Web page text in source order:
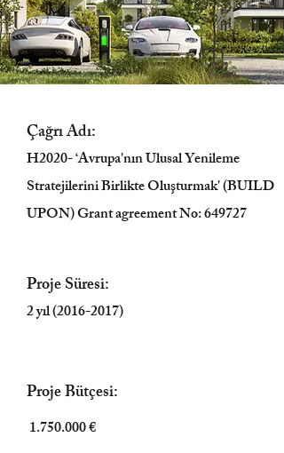
Çağrı Adı:
H2020- ‘Avrupa'nın Ulusal Yenileme
Stratejilerini Birlikte Oluşturmak' (BUILD
UPON) Grant agreement No: 649727
Proje Süresi:
2 yıl(2016-2017)
Proje Bütçesi:
1.750.000€